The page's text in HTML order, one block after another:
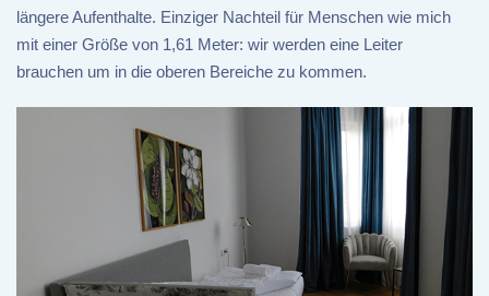
längere Aufenthalte. Einziger Nachteil für Menschen wie mich
mit einer Größe von 1,61 Meter: wir werden eine Leiter
brauchen um in die oberen Bereiche zu kommen.